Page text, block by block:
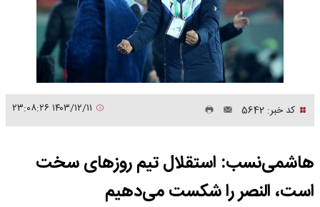
کد خبر: 5642
هاشمی‌نسب: استقلال تیم روزهای سخت
است، النصر را شکست می‌دهیم